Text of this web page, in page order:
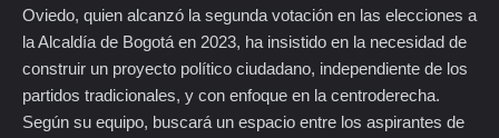
Oviedo, quien alcanzó la segunda votación en las elecciones a
la Alcaldía de Bogotá en 2023, ha insistido en la necesidad de
construir un proyecto político ciudadano, independiente de los
partidos tradicionales, y con enfoque en la centroderecha.
Según su equipo, buscará un espacio entre los aspirantes de